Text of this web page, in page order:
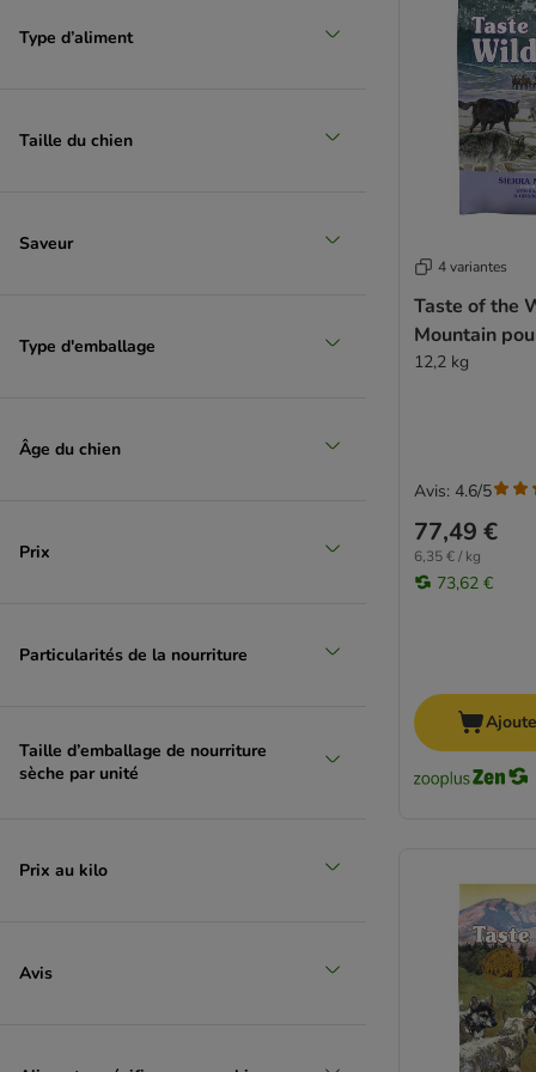
IAMS
Monge
Nature's Variety
Optimanova
Pitti Boris
PURINA ONE
Rosie's Farm
Royal Canin Club / Selection
Smølke
Ultima
Type d’aliment
Taille du chien
Saveur
Type d'emballage
Âge du chien
Prix
Particularités de la nourriture
Taille d’emballage de nourriture
sèche par unité
Prix au kilo
Avis
4 variantes
Taste of the
Mountain
12,2 kg
77,49 €
6,35 € / kg
73,62 €
Avis: 4.6/5